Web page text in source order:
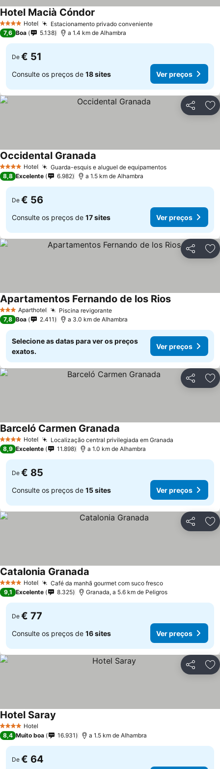
4 EstrelasHotel Estacionamento privado conveniente
Hotel Macià Cóndor
7,6 Boa 5.138 a 1.4 km de Alhambra
De € 51
Consulte os preços de 18 sites Ver preços
Partilhar
4 EstrelasHotel Guarda-esquis e aluguel de equipamentos
Occidental Granada
8,8 Excelente 6.982 a 1.5 km de Alhambra
De € 56
Consulte os preços de 17 sites Ver preços
Partilhar
3 EstrelasAparthotel Piscina revigorante
Apartamentos Fernando de los Rios
7,8 Boa 2.411 a 3.0 km de Alhambra
Selecione as datas para ver os preços
exatos.
Ver preços
Partilhar
4 EstrelasHotel Localização central privilegiada em Granada
Barceló Carmen Granada
8,9 Excelente 11.898 a 1.0 km de Alhambra
De € 85
Consulte os preços de 15 sites Ver preços
Partilhar
4 EstrelasHotel Café da manhã gourmet com suco fresco
Catalonia Granada
9,1 Excelente 8.325 Granada, a 5.6 km de Peligros
De € 77
Consulte os preços de 16 sites Ver preços
Partilhar
4 EstrelasHotel
Hotel Saray
8,4 Muito boa 16.931 a 1.5 km de Alhambra
De € 64